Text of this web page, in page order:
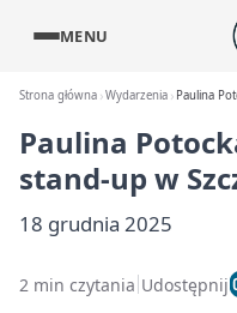
MENU
Strona główna Wydarzenia Paulina
Paulina
stand‑up w
18 grudnia 2025
2 min czytania Udostępnij